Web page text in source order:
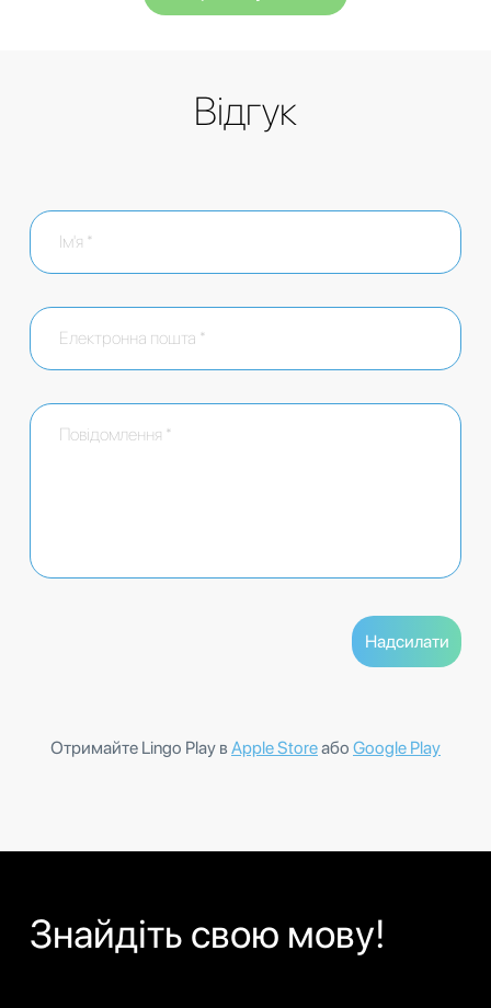
Відгук
Отримайте Lingo Play в Apple Storeабо Google Play
Знайдіть свою мову!